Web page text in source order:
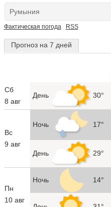
Фактическая погода RSS
Прогноз на 7 дней
Сб
8 авг
День 30°
Вс
9 авг
Ночь 17°
День 29°
Пн
10 авг
Ночь 14°